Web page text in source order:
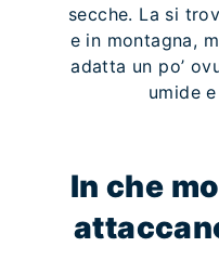
secche. La si
e in montagna,
adatta un po’
umide
In che